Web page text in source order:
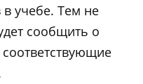
учебе. Тем не
сообщить о
соответствующие